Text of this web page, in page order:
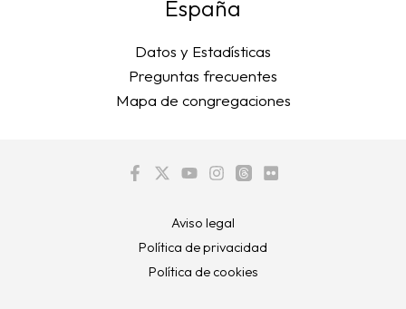
España
Datos y Estadísticas
Preguntas frecuentes
Mapa de congregaciones
Aviso legal
Política de privacidad
Política de cookies